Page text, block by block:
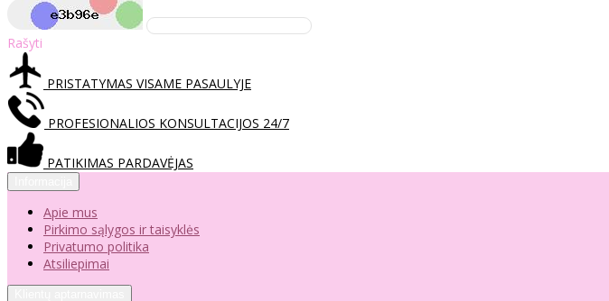
Rašyti
PRISTATYMAS VISAME PASAULYJE
PROFESIONALIOS KONSULTACIJOS 24/7
PATIKIMAS PARDAVĖJAS
Apie mus
Pirkimo sąlygos ir taisyklės
Privatumo politika
Atsiliepimai